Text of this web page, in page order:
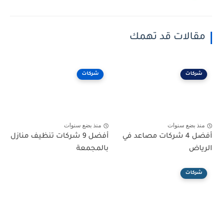
مقالات قد تهمك
شركات
منذ بضع سنوات
أفضل 4 شركات مصاعد في
الرياض
شركات
منذ بضع سنوات
أفضل 9 شركات تنظيف منازل
بالمجمعة
شركات